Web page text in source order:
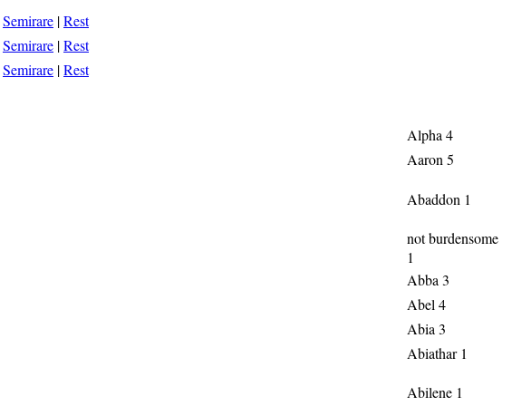
Semirare |Rest
Semirare |Rest
Semirare |Rest
Alpha 4
Aaron 5
Abaddon 1
not burdensome
1
Abba 3
Abel 4
Abia 3
Abiathar 1
Abilene 1